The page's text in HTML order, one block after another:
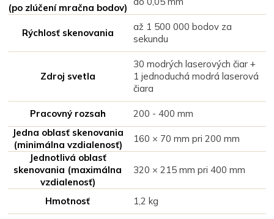
(po zlúčení mračna bodov)
Rýchlosť skenovania
až 1 500 000 bodov za
sekundu
Zdroj svetla
30 modrých laserových čiar +
1 jednoduchá modrá laserová
čiara
Pracovný rozsah
200 - 400 mm
Jedna oblasť skenovania
(minimálna vzdialenosť)
160 × 70 mm pri 200 mm
Jednotlivá oblasť
skenovania (maximálna
vzdialenosť)
320 × 215 mm pri 400 mm
Hmotnosť 1,2 kg